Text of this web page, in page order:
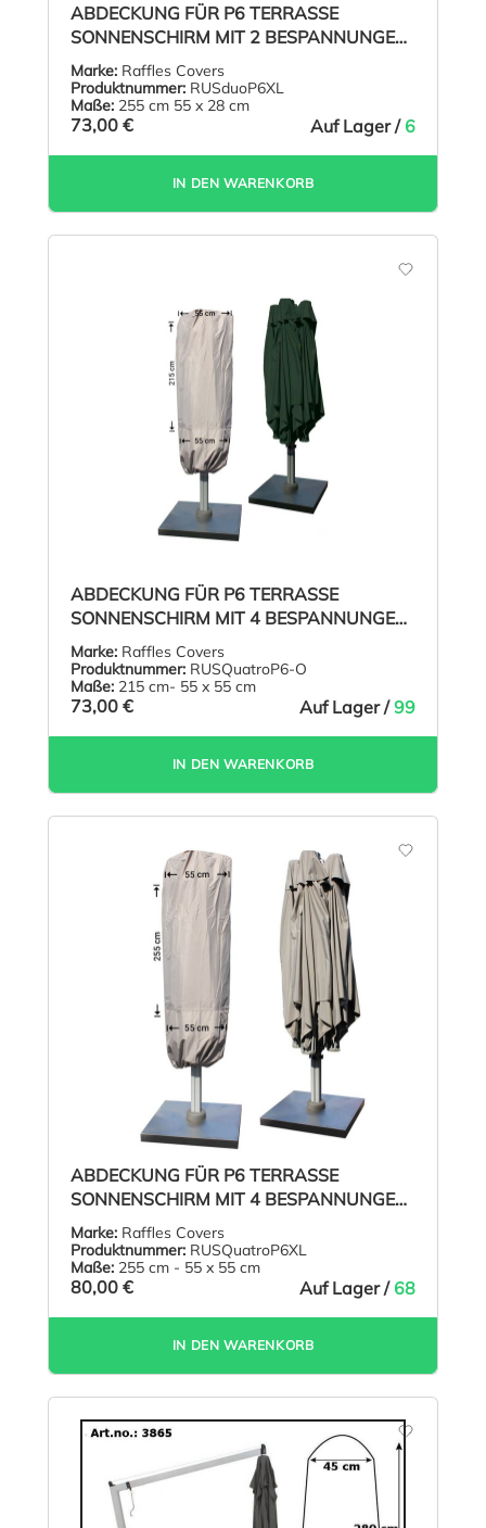
ABDECKUNG FÜR P6 TERRASSE
SONNENSCHIRM MIT 2 BESPANNUNGEN
H: 255
Marke: Raffles Covers
Produktnummer: RUSduoP6XL
Maße: 255 cm 55 x 28 cm
73,00 € Auf Lager / 6
IN DEN WARENKORB
ABDECKUNG FÜR P6 TERRASSE
SONNENSCHIRM MIT 4 BESPANNUNGEN
H: 215
Marke: Raffles Covers
Produktnummer: RUSQuatroP6-O
Maße: 215 cm- 55 x 55 cm
73,00 € Auf Lager /99
IN DEN WARENKORB
ABDECKUNG FÜR P6 TERRASSE
SONNENSCHIRM MIT 4 BESPANNUNGEN
H: 255
Marke: Raffles Covers
Produktnummer: RUSQuatroP6XL
Maße: 255 cm - 55 x 55 cm
80,00 € Auf Lager / 68
IN DEN WARENKORB